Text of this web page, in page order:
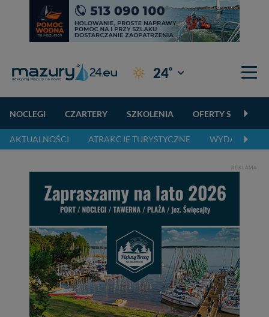
24° Giżycko
NOCLEGI CZARTERY SZKOLENIA OFERTY
AKTUALNOŚCI ATRAKCJE TURYSTYCZNE WYDARZENIA
REKLAMA